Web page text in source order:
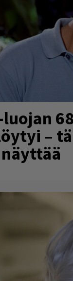
luojan
–